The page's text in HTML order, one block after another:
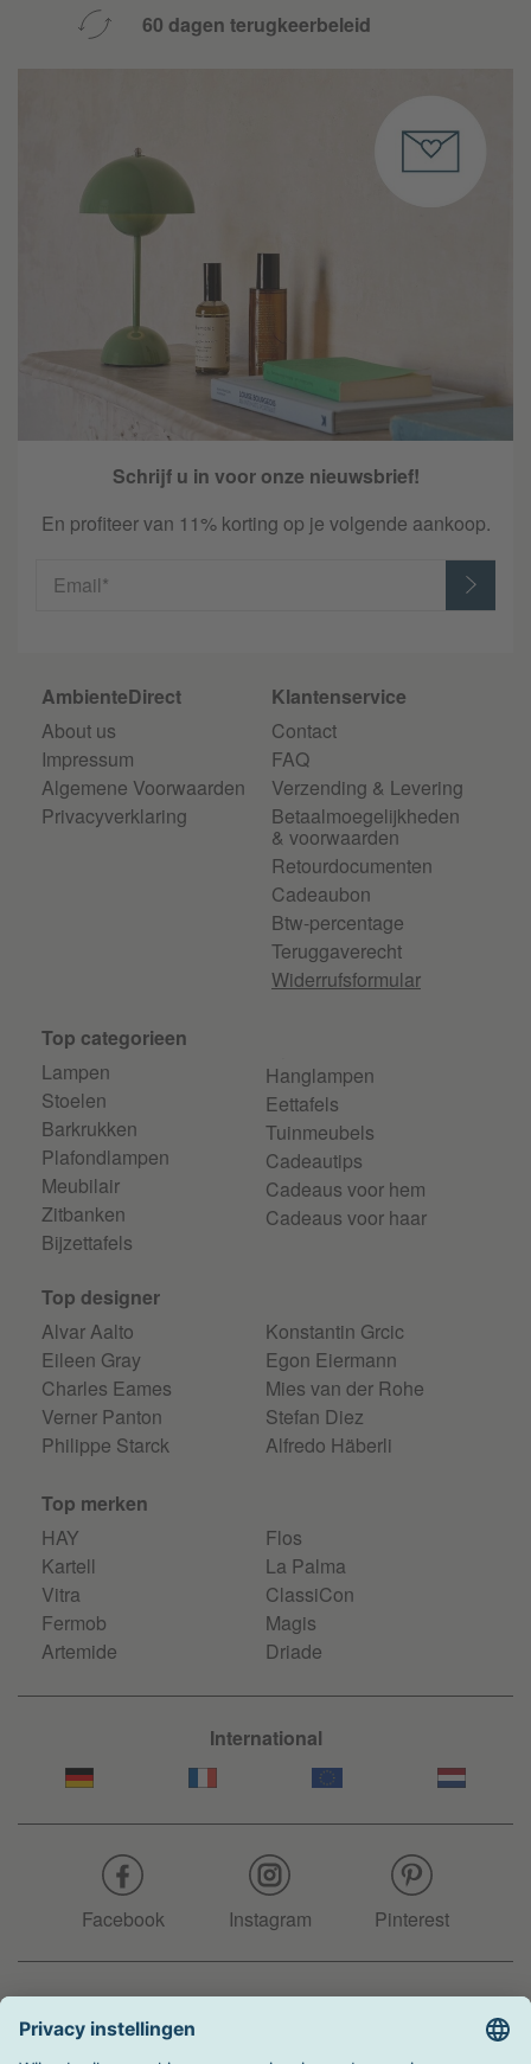
60 dagen terugkeerbeleid
Schrijf u in voor onze nieuwsbrief!
En profiteer van 11% korting op je volgende aankoop.
Email*
AmbienteDirect
About us
Impressum
Algemene Voorwaarden
Privacyverklaring
Klantenservice
Contact
FAQ
Verzending & Levering
Betaalmoegelijkheden
& voorwaarden
Retourdocumenten
Cadeaubon
Btw-percentage
Teruggaverecht
Widerrufsformular
Top categorieen
Lampen
Stoelen
Barkrukken
Plafondlampen
Meubilair
Zitbanken
Bijzettafels
Hanglampen
Eettafels
Tuinmeubels
Cadeautips
Cadeaus voor hem
Cadeaus voor haar
Top designer
Alvar Aalto
Eileen Gray
Charles Eames
Verner Panton
Philippe Starck
Konstantin Grcic
Egon Eiermann
Mies van der Rohe
Stefan Diez
Alfredo Häberli
Top merken
HAY
Kartell
Vitra
Fermob
Artemide
Flos
La Palma
ClassiCon
Magis
Driade
International
Facebook Instagram Pinterest
+31 204 990 283